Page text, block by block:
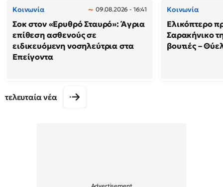
Κοινωνία 09.08.2026 - 16:41
Σοκ στον «Ερυθρό Σταυρό»: Άγρια
επίθεση ασθενούς σε
ειδικευόμενη νοσηλεύτρια στα
Επείγοντα
Κοινωνία
Ελικόπτερο
Σαρακήνικο
βουτιές –
τελευταία νέα